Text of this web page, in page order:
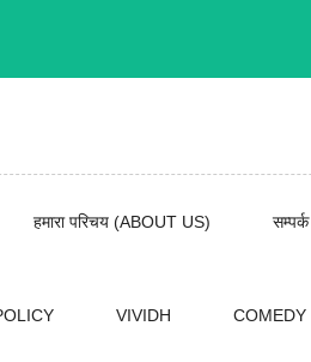
हमारा परिचय (ABOUT US)
VIVIDH COMEDY